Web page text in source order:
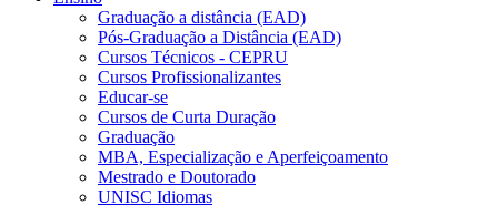
Graduação a distância (EAD)
Pós-Graduação a Distância (EAD)
Cursos Técnicos - CEPRU
Cursos Profissionalizantes
Educar-se
Cursos de Curta Duração
Graduação
MBA, Especialização e Aperfeiçoamento
Mestrado e Doutorado
UNISC Idiomas